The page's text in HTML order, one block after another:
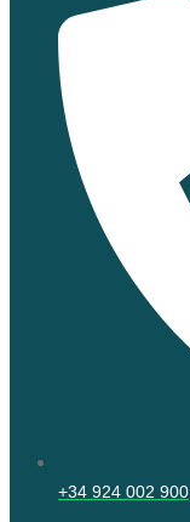
+34 924 002 900